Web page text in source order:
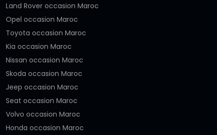
Land Rover occasion Maroc
Opel occasion Maroc
Toyota occasion Maroc
Kia occasion Maroc
Nissan occasion Maroc
Skoda occasion Maroc
Jeep occasion Maroc
Seat occasion Maroc
Volvo occasion Maroc
Honda occasion Maroc